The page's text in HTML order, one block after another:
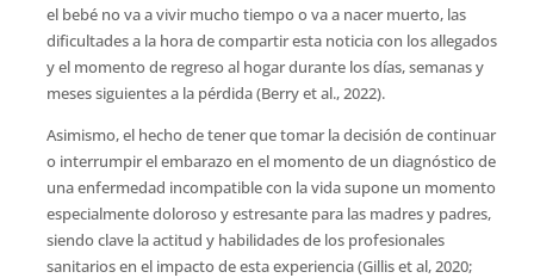
el bebé no va a vivir mucho tiempo o va a nacer muerto, las
dificultades a la hora de compartir esta noticia con los allegados
y el momento de regreso al hogar durante los días, semanas y
meses siguientes a la pérdida (Berry et al., 2022).
Asimismo, el hecho de tener que tomar la decisión de continuar
o interrumpir el embarazo en el momento de un diagnóstico de
una enfermedad incompatible con la vida supone un momento
especialmente doloroso y estresante para las madres y padres,
siendo clave la actitud y habilidades de los profesionales
sanitarios en el impacto de esta experiencia (Gillis et al, 2020;